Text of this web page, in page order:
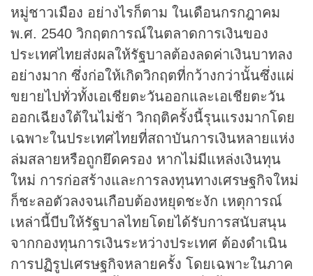
หมู่ชาวเมือง อย่างไรก็ตาม ในเดือนกรกฎาคม
พ.ศ. 2540 วิกฤตการณ์ในตลาดการเงินของ
ประเทศไทยส่งผลให้รัฐบาลต้องลดค่าเงินบาทลง
อย่างมาก ซึ่งก่อให้เกิดวิกฤตที่กว้างกว่านั้นซึ่งแผ่
ขยายไปทั่วทั้งเอเชียตะวันออกและเอเชียตะวัน
ออกเฉียงใต้ในไม่ช้า วิกฤติครั้งนี้รุนแรงมากโดย
เฉพาะในประเทศไทยที่สถาบันการเงินหลายแห่ง
ล่มสลายหรือถูกยึดครอง หากไม่มีแหล่งเงินทุน
ใหม่ การก่อสร้างและการลงทุนทางเศรษฐกิจใหม่
ก็ชะลอตัวลงจนเกือบต้องหยุดชะงัก เหตุการณ์
เหล่านี้บีบให้รัฐบาลไทยโดยได้รับการสนับสนุน
จากกองทุนการเงินระหว่างประเทศ ต้องดำเนิน
การปฏิรูปเศรษฐกิจหลายครั้ง โดยเฉพาะในภาค